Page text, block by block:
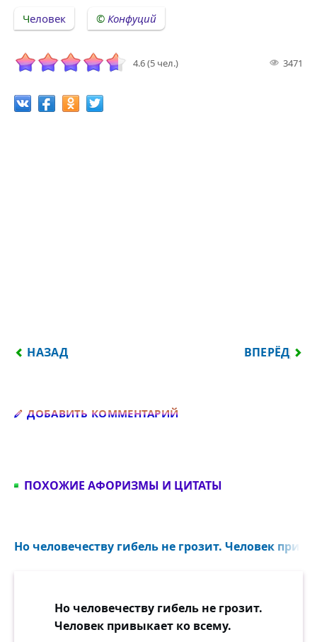
Человек Конфуций
4.6 (5 чел.) 3471
ПРЕДЫДУЩИЙ: ЛЮДИ ХОТЯТ ДЛЯ СЕБЯ
НАЗАД ВПЕРЁД
ДОБАВИТЬ КОММЕНТАРИЙ
ПОХОЖИЕ АФОРИЗМЫ И ЦИТАТЫ
Но человечеству гибель не грозит. Человек
Но человечеству гибель не грозит.
Человек привыкает ко всему.